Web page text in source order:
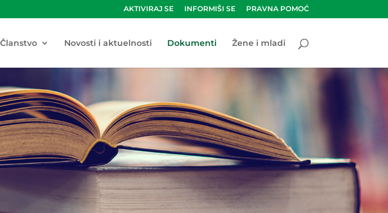
AKTIVIRAJ SE INFORMIŠI SE PRAVNA POMOĆ
Članstvo Novosti i aktuelnosti Dokumenti Žene i mladi